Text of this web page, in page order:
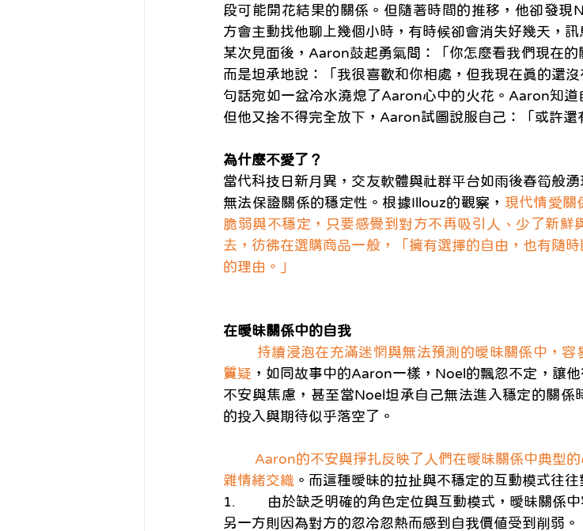
段可能開花結果的關係。但隨著時間的推移，他卻發現
方會主動找他聊上幾個小時，有時候卻會消失好幾天，
某次見面後，Aaron鼓起勇氣問：「你怎麼看我們現在的
而是坦承地說：「我很喜歡和你相處，但我現在真的還
句話宛如一盆冷水澆熄了Aaron心中的火花。Aaron知道
但他又捨不得完全放下，Aaron試圖說服自己：「或許還
為什麼不愛了？
當代科技日新月異，交友軟體與社群平台如雨後春筍般
無法保證關係的穩定性。根據Illouz的觀察， 現代情愛關
脆弱與不穩定，只要感覺到對方不再吸引人、少了新鮮
去，彷彿在選購商品一般，「擁有選擇的自由，也有隨
的理由。」
在曖昧關係中的自我
持續浸泡在充滿迷惘與無法預測的曖昧關係中，
質疑 ，如同故事中的Aaron一樣，Noel的飄忽不定，讓
不安與焦慮，甚至當Noel坦承自己無法進入穩定的關係
的投入與期待似乎落空了。
Aaron的不安與掙扎反映了人們在曖昧關係中典型
雜情緒交織 。而這種曖昧的拉扯與不穩定的互動模式往
1.        由於缺乏明確的角色定位與互動模式，曖昧關
另一方則因為對方的忽冷忽熱而感到自我價值受到削弱。